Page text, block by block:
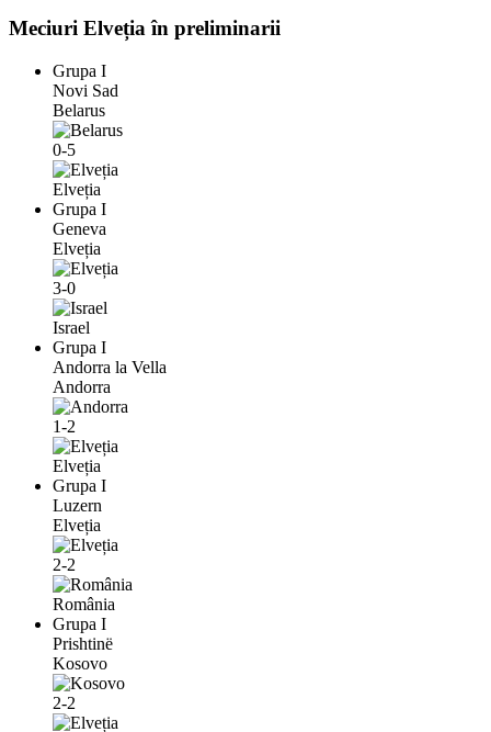
Meciuri Elveția în preliminarii
Grupa I
Novi Sad
Belarus
0-5
Elveția
Grupa I
Geneva
Elveția
3-0
Israel
Grupa I
Andorra la Vella
Andorra
1-2
Elveția
Grupa I
Luzern
Elveția
2-2
România
Grupa I
Prishtinë
Kosovo
2-2